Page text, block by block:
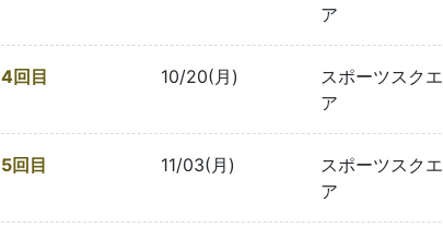
ア
4回目 10/20(月)
スポーツスクエ
ア
5回目 11/03(月)
スポーツスクエ
ア